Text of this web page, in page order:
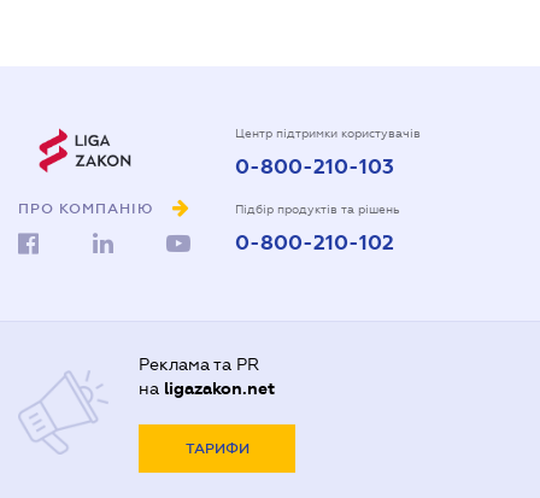
ПРО КОМПАНІЮ
Центр підтримки користувачів
0-800-210-103
Підбір продуктів та рішень
0-800-210-102
Реклама та PR
на ligazakon.net
ТАРИФИ